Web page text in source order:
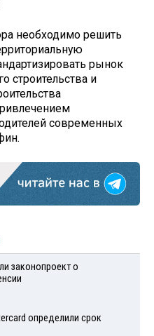
необходимо решить
рынок
строительства и
современных
законопроект о
определили срок